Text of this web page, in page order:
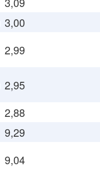
3,00
2,99
2,95
2,88
9,29
9,04